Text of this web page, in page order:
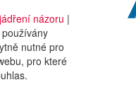
názoru |
nutné pro
pro které